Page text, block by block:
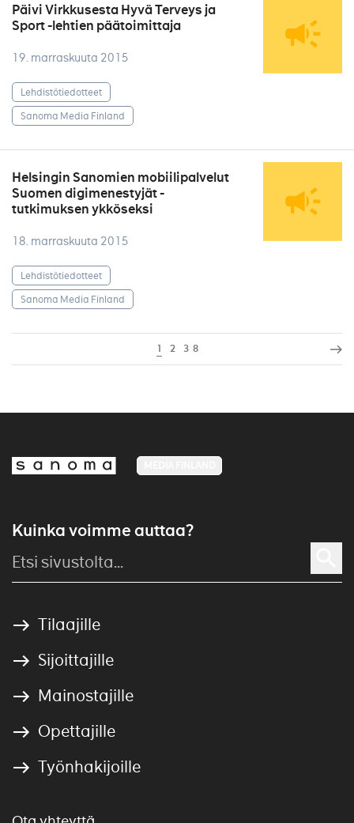
Päivi Virkkusesta Hyvä Terveys ja
Sport -lehtien päätoimittaja
19. marraskuuta 2015
Lehdistötiedotteet
Sanoma Media Finland
Helsingin Sanomien mobiilipalvelut
Suomen digimenestyjät -
tutkimuksen ykköseksi
18. marraskuuta 2015
Lehdistötiedotteet
Sanoma Media Finland
1 2 3 8
Kuinka voimme auttaa?
Tilaajille
Sijoittajille
Mainostajille
Opettajille
Työnhakijoille